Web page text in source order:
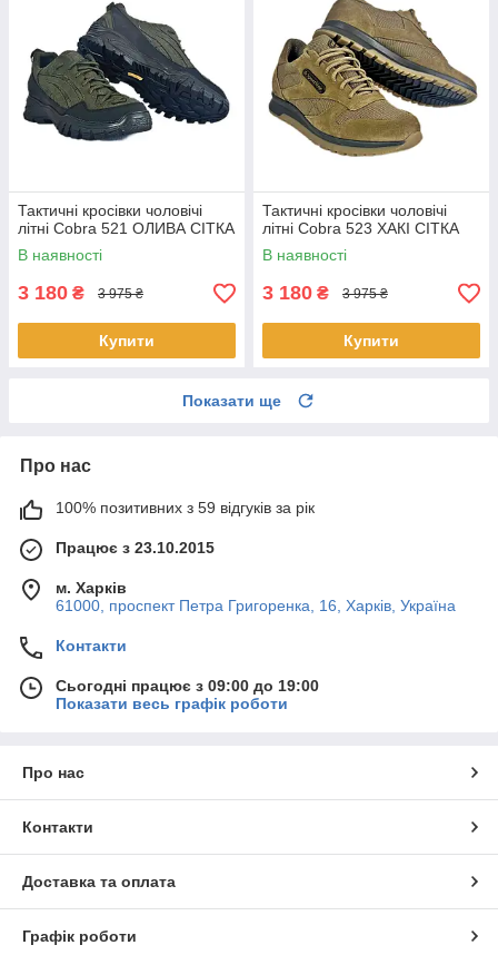
Тактичні кросівки чоловічі
літні Cobra 521 ОЛИВА СІТКА
В наявності
3 180 ₴ 3 975 ₴
Купити
Тактичні кросівки чоловічі
літні Cobra 523 ХАКІ СІТКА
В наявності
3 180 ₴ 3 975 ₴
Купити
Показати ще
Про нас
100% позитивних з 59 відгуків за рік
Працює з 23.10.2015
м. Харків
61000, проспект Петра Григоренка, 16, Харків, Україна
Контакти
Сьогодні працює з 09:00 до 19:00
Показати весь графік роботи
Про нас
Контакти
Доставка та оплата
Графік роботи